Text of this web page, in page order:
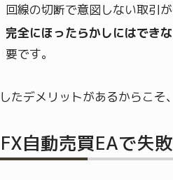
回線の切断で意図しない取引
完全にほったらかしにはできな
要です。
たデメリットがあるからこそ
FX自動売買EAで失